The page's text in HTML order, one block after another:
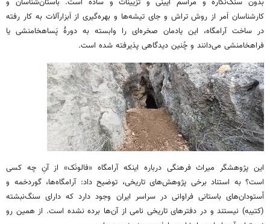
بدون سنگ‌نگاره و مراسم آیینی و تزیینات و ساده است. باستان‌شناسان و
کارشناسان اَمر از روش تراش و جای تیشه‌ها و بهره‌گیری از اَبزارآلات به کار رفته
در ساخت آرامگاه، این یادمان صخره‌ای را وابسته به دورۀ پَساهخامنشی یا
فراهخامنشی می‌دانند و چُنین دیدگاهی پذیرفته شده است.
این پژوهشگر میراث فرهنگی درباره اینکه آرامگاه «فالونَک» از آنِ چه کسی
است؟ به استناد برخی پژوهش‌های تاریخی، توضیح داد: آرامگاه‌ها، گوردخمه و
اُستودان‌های باستانی فراوانی در سراسر ایران وجود دارد که دارای سنگ‌نبشته
(کتیبه) نیستند و در دفترهای تاریخی نامی از آن‌ها برده نشده است. از همین رو